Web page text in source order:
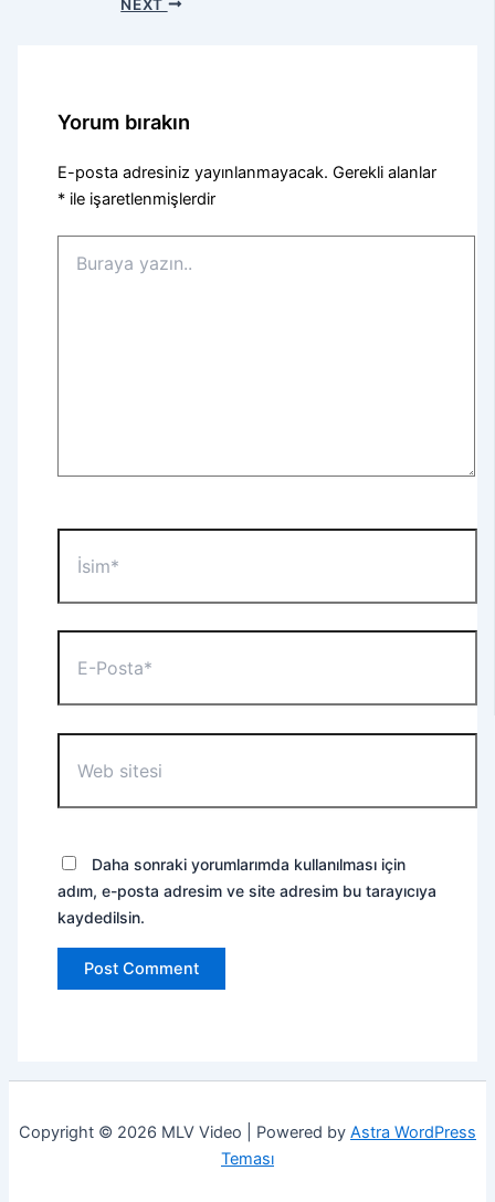
NEXT
Yorum bırakın
E-posta adresiniz yayınlanmayacak. Gerekli alanlar
* ile işaretlenmişlerdir
yazın..
Posta*
sitesi
Daha sonraki yorumlarımda kullanılması için
adım, e-posta adresim ve site adresim bu tarayıcıya
kaydedilsin.
Copyright © 2026 MLV Video | Powered by Astra WordPress
Teması